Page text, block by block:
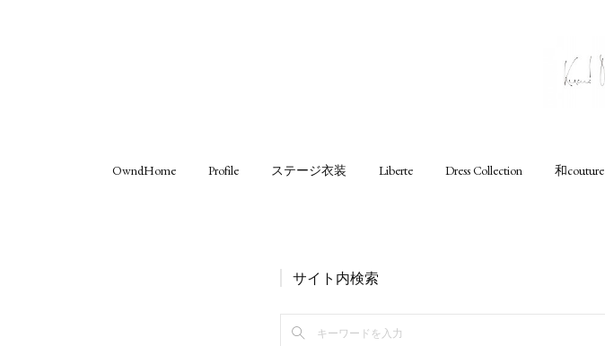
OwndHome Profile ステージ衣装 Liberte Dress Collection 和couture
サイト内検索